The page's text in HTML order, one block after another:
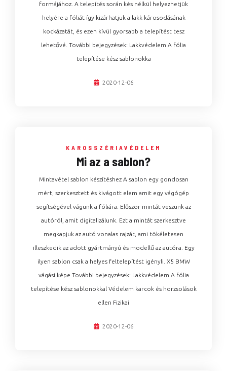
formájához. A telepítés során kés nélkül helyezhetjük
helyére a fóliát így kizárhatjuk a lakk károsodásának
kockázatát, és ezen kívül gyorsabb a telepítést tesz
lehetővé. További bejegyzések: Lakkvédelem A fólia
telepítése kész sablonokka
2020-12-06
KAROSSZÉRIAVÉDELEM
Mi az a sablon?
Mintavétel sablon készítéshez A sablon egy gondosan
mért, szerkesztett és kivágott elem amit egy vágógép
segítségével vágunk a fóliára. Először mintát veszünk az
autóról, amit digitalizálunk. Ezt a mintát szerkesztve
megkapjuk az autó vonalas rajzát, ami tökéletesen
illeszkedik az adott gyártmányú és modellű az autóra. Egy
ilyen sablon csak a helyes feltelepítést igényli. X5 BMW
vágási képe További bejegyzések: Lakkvédelem A fólia
telepítése kész sablonokkal Védelem karcok és horzsolások
ellen Fizikai
2020-12-06